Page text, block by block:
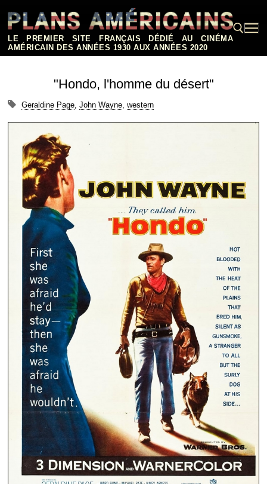
contenu
LE PREMIER SITE FRANÇAIS DÉDIÉ AU CINÉMA
AMÉRICAIN DES ANNÉES 1930 AUX ANNÉES 2020
"Hondo, l'homme du désert"
Geraldine Page, John Wayne, western